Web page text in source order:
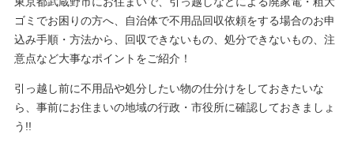
ゴミでお困りの方へ、自治体で不用品回収依頼をする場合のお申
込み手順・方法から、回収できないもの、処分できないもの、注
意点など大事なポイントをご紹介！
引っ越し前に不用品や処分したい物の仕分けをしておきたいな
ら、事前にお住まいの地域の行政・市役所に確認しておきましょ
う!!